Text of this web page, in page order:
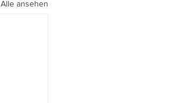
Alle ansehen